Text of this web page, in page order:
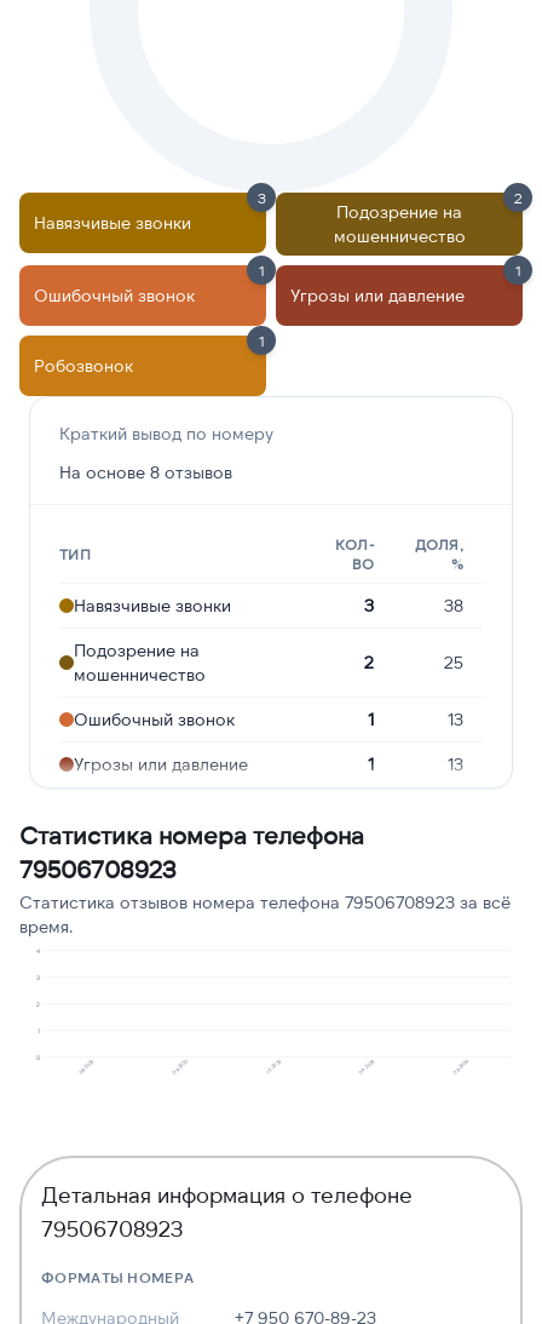
Навязчивые звонки
3
Подозрение на
мошенничество
2
Ошибочный звонок
1
Угрозы или давление
1
Робозвонок
1
Краткий вывод по номеру
На основе 8 отзывов
ТИП
КОЛ-
ВО
ДОЛЯ,
%
Навязчивые звонки 3 38
Подозрение на
мошенничество
2 25
Ошибочный звонок 1 13
Угрозы или давление 1 13
Статистика номера телефона
79506708923
Статистика отзывов номера телефона 79506708923 за всё
время.
0
1
2
3
4
08.2025 09.2025 10.2025 04.2026 06.2026
Детальная информация о телефоне
79506708923
ФОРМАТЫ НОМЕРА
Международный +7 950 670-89-23